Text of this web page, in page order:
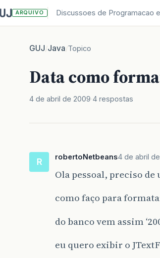
ARQUIVO Discussoes de Programacao
GUJ/Java/Topico
Data como
4 de abril de 2009 4 respostas
R robertoNetbeans4 de abril
Ola pessoal, preciso
como faço para
do banco vem assim
eu quero exibir o